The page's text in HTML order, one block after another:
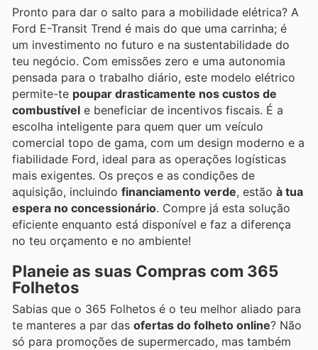
Pronto para dar o salto para a mobilidade elétrica? A
Ford E-Transit Trend é mais do que uma carrinha; é
um investimento no futuro e na sustentabilidade do
teu negócio. Com emissões zero e uma autonomia
pensada para o trabalho diário, este modelo elétrico
permite-te poupar drasticamente nos custos de
combustível e beneficiar de incentivos fiscais. É a
escolha inteligente para quem quer um veículo
comercial topo de gama, com um design moderno e a
fiabilidade Ford, ideal para as operações logísticas
mais exigentes. Os preços e as condições de
aquisição, incluindo financiamento verde, estão à tua
espera no concessionário. Compre já esta solução
eficiente enquanto está disponível e faz a diferença
no teu orçamento e no ambiente!
Planeie as suas Compras com 365
Folhetos
Sabias que o 365 Folhetos é o teu melhor aliado para
te manteres a par das ofertas do folheto online? Não
só para promoções de supermercado, mas também